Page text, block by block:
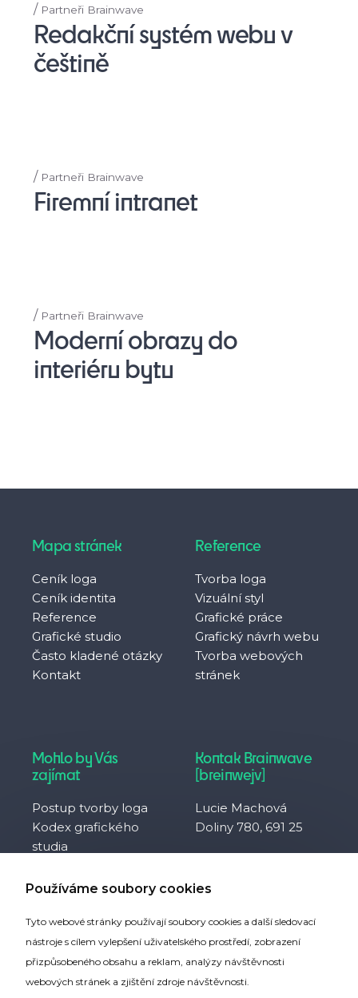
Používáme soubory cookies
Tyto webové stránky používají soubory cookies a další sledovací
nástroje s cílem vylepšení uživatelského prostředí, zobrazení
přizpůsobeného obsahu a reklam, analýzy návštěvnosti
webových stránek a zjištění zdroje návštěvnosti.
/ Partneři Brainwave
Redakční systém webu v
češtině
/ Partneři Brainwave
Firemní intranet
/ Partneři Brainwave
Moderní obrazy do
interiéru bytu
Mapa stránek
Ceník loga
Ceník identita
Reference
Grafické studio
Často kladené otázky
Kontakt
Reference
Tvorba loga
Vizuální styl
Grafické práce
Grafický návrh webu
Tvorba webových
stránek
Mohlo by Vás
zajímat
Postup tvorby loga
Kodex grafického
studia
Co je to svobodná
Partneři webu
Kontak Brainwave
[breinwejv]
Lucie Machová
Doliny 780, 691 25
DIČ CZ8752094230